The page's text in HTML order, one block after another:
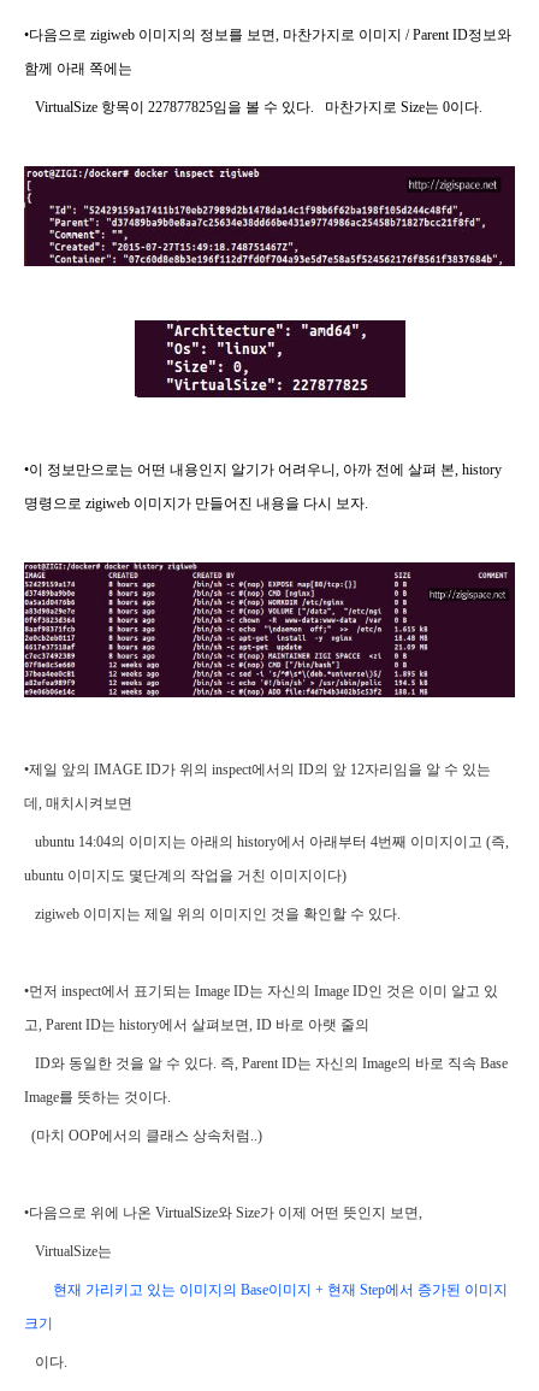
•다음으로 zigiweb 이미지의 정보를 보면, 마찬가지로 이미지 / Parent ID정보와
함께 아래 쪽에는
VirtualSize 항목이 227877825임을 볼 수 있다. 마찬가지로 Size는 0이다.
•이 정보만으로는 어떤 내용인지 알기가 어려우니, 아까 전에 살펴 본, history
명령으로 zigiweb 이미지가 만들어진 내용을 다시 보자.
•제일 앞의 IMAGE ID가 위의 inspect에서의 ID의 앞 12자리임을 알 수 있는
데, 매치시켜보면
ubuntu 14:04의 이미지는 아래의 history에서 아래부터 4번째 이미지이고 (즉,
ubuntu 이미지도 몇단계의 작업을 거친 이미지이다)
zigiweb 이미지는 제일 위의 이미지인 것을 확인할 수 있다.
•먼저 inspect에서 표기되는 Image ID는 자신의 Image ID인 것은 이미 알고 있
고, Parent ID는 history에서 살펴보면, ID 바로 아랫 줄의
ID와 동일한 것을 알 수 있다. 즉, Parent ID는 자신의 Image의 바로 직속 Base
Image를 뜻하는 것이다.
(마치 OOP에서의 클래스 상속처럼..)
•다음으로 위에 나온 VirtualSize와 Size가 이제 어떤 뜻인지 보면,
VirtualSize는
현재 가리키고 있는 이미지의 Base이미지 + 현재 Step에서 증가된 이미지
크기
이다.